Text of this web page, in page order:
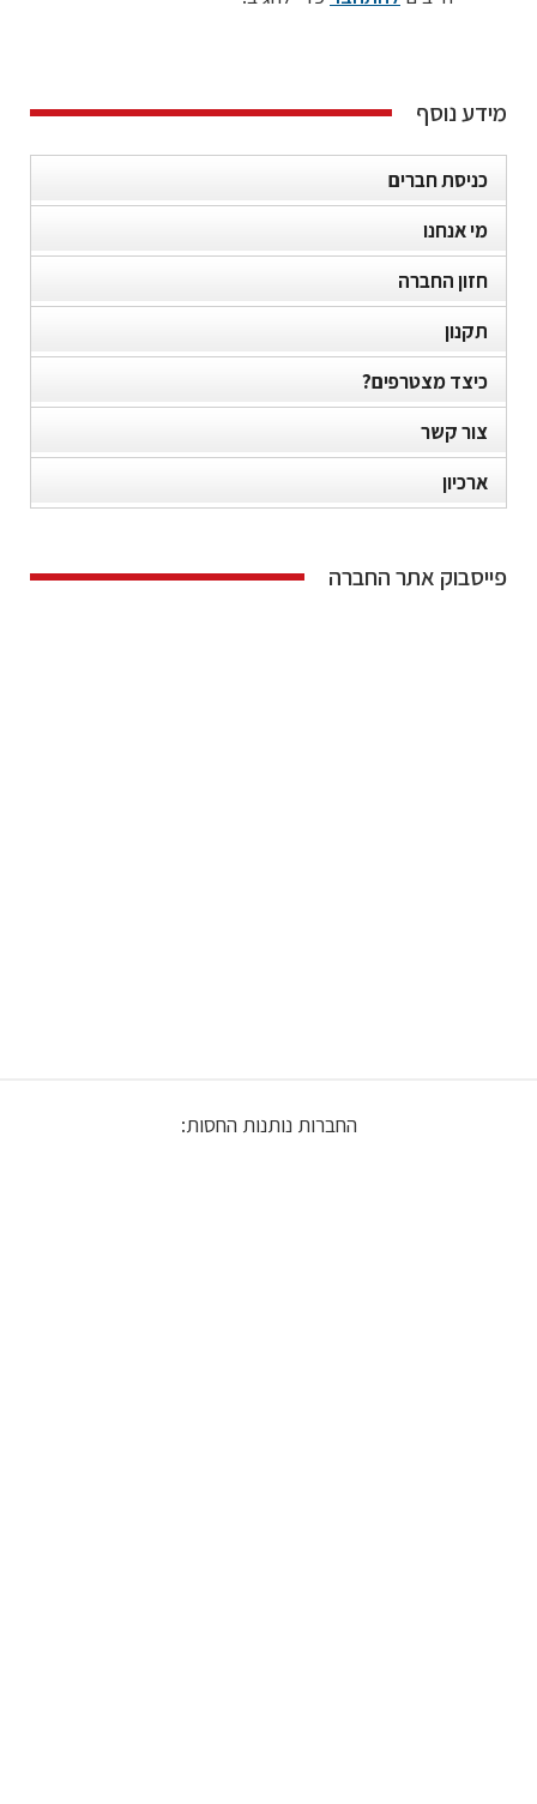
מידע נוסף
כניסת חברים
מי אנחנו
חזון החברה
תקנון
כיצד מצטרפים?
צור קשר
ארכיון
פייסבוק אתר החברה
החברות נותנות החסות: